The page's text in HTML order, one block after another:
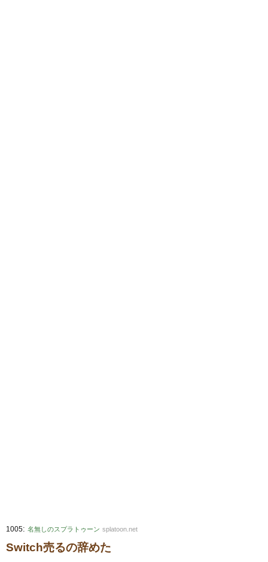
1005: 名無しのスプラトゥーン splatoon.net
Switch売るの辞めた